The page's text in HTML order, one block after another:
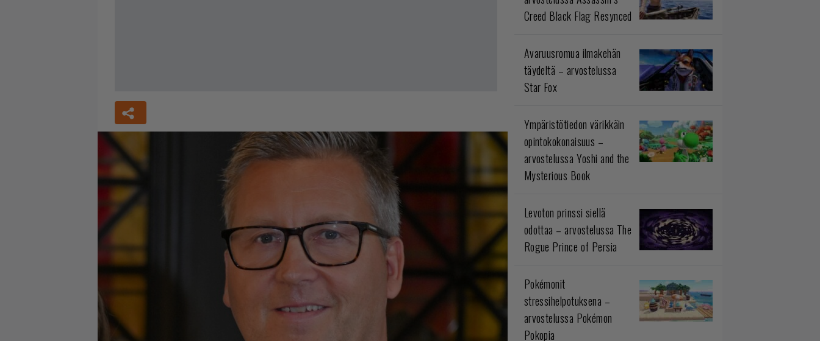
Creed Black Flag Resynced
Avaruusromua ilmakehän
täydeltä – arvostelussa
Star Fox
Ympäristötiedon värikkäin
opintokokonaisuus –
arvostelussa Yoshi and the
Mysterious Book
Levoton prinssi siellä
odottaa – arvostelussa The
Rogue Prince of Persia
Pokémonit
stressihelpotuksena –
arvostelussa Pokémon
Pokopia